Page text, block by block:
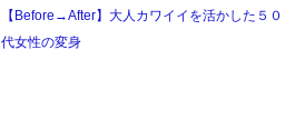
【Before→After】大人カワイイを活かした５０
代女性の変身